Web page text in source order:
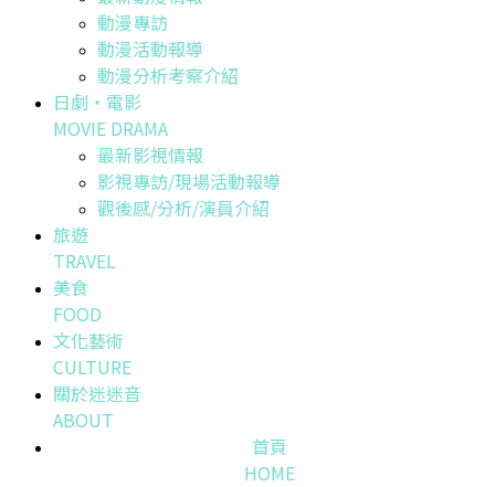
動漫專訪
動漫活動報導
動漫分析考察介紹
日劇・電影
MOVIE DRAMA
最新影視情報
影視專訪/現場活動報導
觀後感/分析/演員介紹
旅遊
TRAVEL
美食
FOOD
文化藝術
CULTURE
關於迷迷音
ABOUT
首頁
HOME